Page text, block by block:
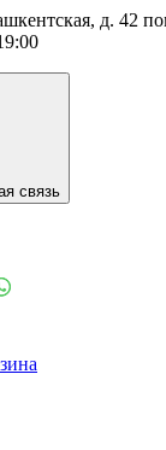
д. 42
связь